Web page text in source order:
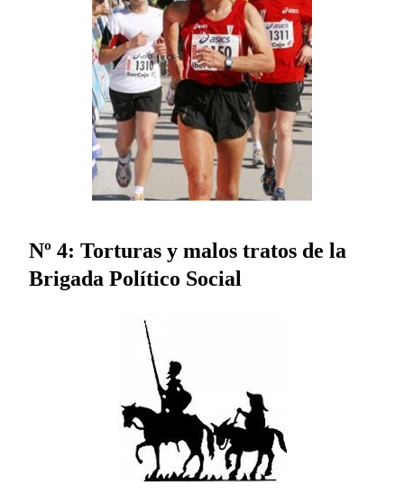
Nº 4: Torturas y malos tratos de la
Brigada Político Social